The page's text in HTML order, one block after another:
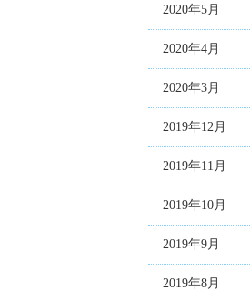
2020年5月
2020年4月
2020年3月
2019年12月
2019年11月
2019年10月
2019年9月
2019年8月